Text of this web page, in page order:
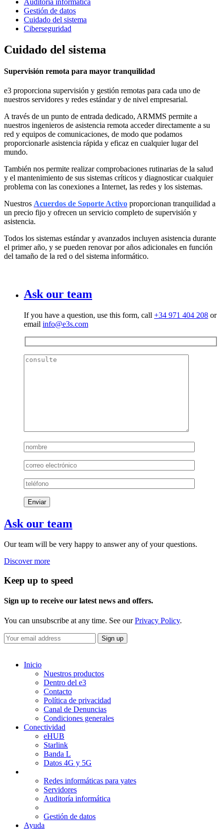
Gestión de datos
Cuidado del sistema
Ciberseguridad
Cuidado del sistema
Supervisión remota para mayor tranquilidad
e3 proporciona supervisión y gestión remotas para cada uno de
nuestros servidores y redes estándar y de nivel empresarial.
A través de un punto de entrada dedicado, ARMMS permite a
nuestros ingenieros de asistencia remota acceder directamente a su
red y equipos de comunicaciones, de modo que podamos
proporcionarle asistencia rápida y eficaz en cualquier lugar del
mundo.
También nos permite realizar comprobaciones rutinarias de la salud
y el mantenimiento de sus sistemas críticos y diagnosticar cualquier
problema con las conexiones a Internet, las redes y los sistemas.
Nuestros Acuerdos de Soporte Activo proporcionan tranquilidad a
un precio fijo y ofrecen un servicio completo de supervisión y
asistencia.
Todos los sistemas estándar y avanzados incluyen asistencia durante
el primer año, y se pueden renovar por años adicionales en función
del tamaño de la red o del sistema informático.
Ask our team
If you have a question, use this form, call +34 971 404 208 or
email info@e3s.com
Ask our team
Our team will be very happy to answer any of your questions.
Discover more
Keep up to speed
Sign up to receive our latest news and offers.
You can unsubscribe at any time. See ourPrivacy Policy.
Inicio
Nuestros productos
Dentro del e3
Contacto
Política de privacidad
Canal de Denuncias
Condiciones generales
Conectividad
eHUB
Starlink
Banda L
Datos 4G y 5G
Redes informáticas para yates
Servidores
Auditoría informática
Gestión de datos
Ayuda